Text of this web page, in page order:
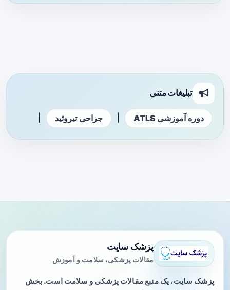
تبلیغات متنی
دوره آموزشی ATLS جراحی تیروئید
پزشک سایت
مقالات پزشکی، سلامت و آموزش
پزشک سایت، یک منبع مقالات پزشکی و سلامت است. بخش